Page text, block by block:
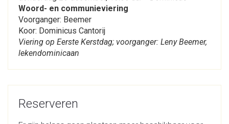
Woord- en communieviering
Voorganger: Beemer
Koor: Dominicus Cantorij
Viering op Eerste Kerstdag; voorganger: Leny Beemer,
lekendominicaan
Reserveren